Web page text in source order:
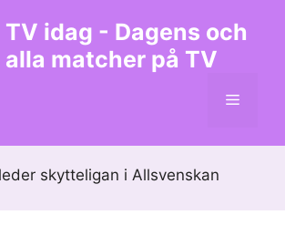
idag - Dagens och
matcher på TV
Meny
skytteligan i Allsvenskan